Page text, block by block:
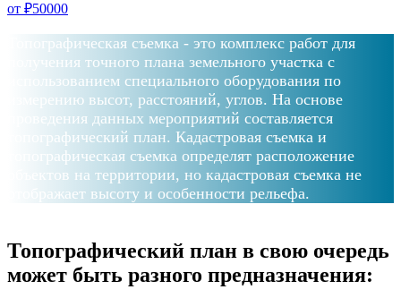
от ₽50000
Топографическая съемка - это комплекс работ для
получения точного плана земельного участка с
использованием специального оборудования по
измерению высот, расстояний, углов. На основе
проведения данных мероприятий составляется
топографический план. Кадастровая съемка и
топографическая съемка определят расположение
объектов на территории, но кадастровая съемка не
отображает высоту и особенности рельефа.
Топографический план в свою очередь
может быть разного предназначения: